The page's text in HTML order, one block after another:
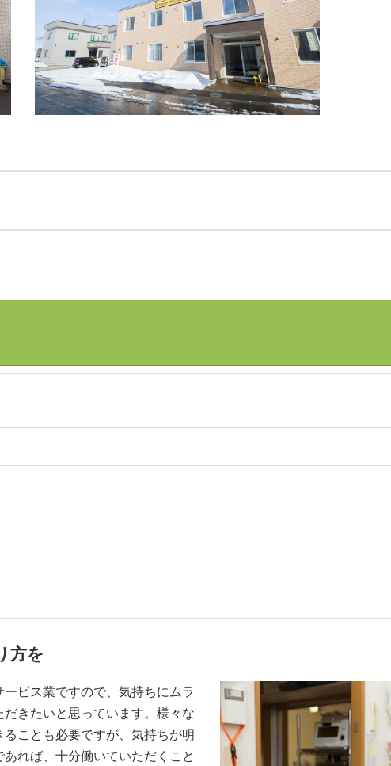
方を
ビス業ですので、気持ちにムラ
きたいと思っています。様々な
ことも必要ですが、気持ちが明
れば、十分働いていただくこと